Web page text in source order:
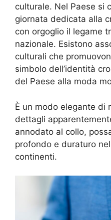
culturale. Nel Paese si
giornata dedicata alla
con orgoglio il legame
nazionale. Esistono
culturali che
simbolo dell’identità
del Paese alla moda
È un modo elegante di
dettagli
annodato al collo,
profondo e duraturo
continenti.